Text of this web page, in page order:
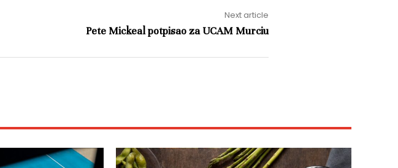
Next article
Pete Mickeal potpisao za UCAM Murciu